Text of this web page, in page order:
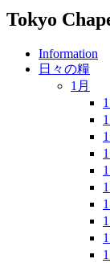
Tokyo
Information
日々の糧
1月